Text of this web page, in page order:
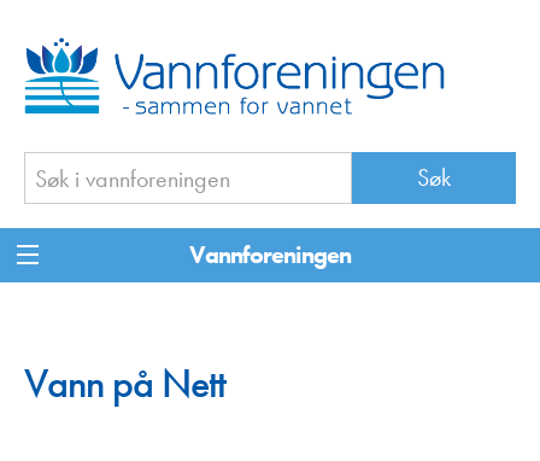
Vannforeningen
Vann på Nett